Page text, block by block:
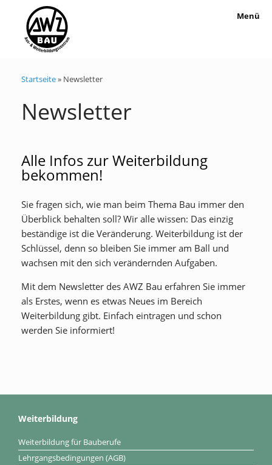
Menü
Startseite» Newsletter
Newsletter
Alle Infos zur Weiterbildung
bekommen!
Sie fragen sich, wie man beim Thema Bau immer den
Überblick behalten soll? Wir alle wissen: Das einzig
beständige ist die Veränderung. Weiterbildung ist der
Schlüssel, denn so bleiben Sie immer am Ball und
wachsen mit den sich verändernden Aufgaben.
Mit dem Newsletter des AWZ Bau erfahren Sie immer
als Erstes, wenn es etwas Neues im Bereich
Weiterbildung gibt. Einfach eintragen und schon
werden Sie informiert!
Weiterbildung
Weiterbildung für Bauberufe
Lehrgangsbedingungen (AGB)